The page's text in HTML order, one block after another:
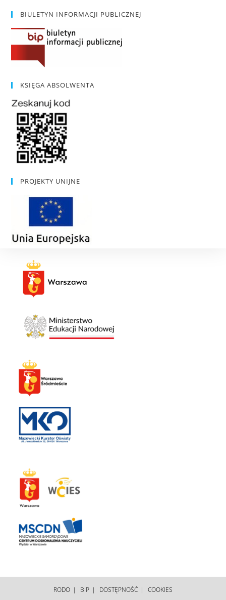
BIULETYN INFORMACJI PUBLICZNEJ
KSIĘGA ABSOLWENTA
PROJEKTY UNIJNE
RODO BIP DOSTĘPNOŚĆ COOKIES